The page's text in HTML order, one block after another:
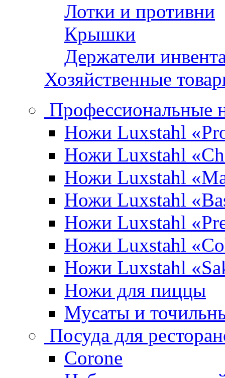
Лотки и противни
Крышки
Держатели
Хозяйственные
Профессиональные
Ножи Luxstahl
Ножи Luxstahl
Ножи Luxstahl
Ножи Luxstahl
Ножи Luxstahl
Ножи Luxstahl
Ножи Luxstahl
Ножи для пиццы
Мусаты и
Посуда для
Corone